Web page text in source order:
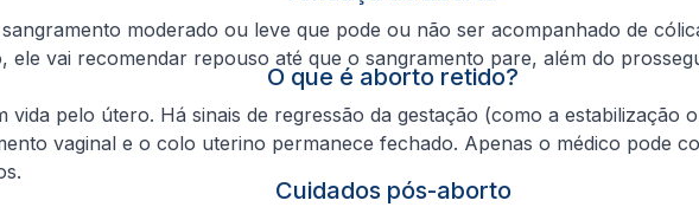
moderado ou leve que pode ou não ser acompanhado de
vai recomendar repouso até que o sangramento pare, além do
O que é aborto retido?
pelo útero. Há sinais de regressão da gestação (como a
vaginal e o colo uterino permanece fechado. Apenas o médico pode
Cuidados pós-aborto